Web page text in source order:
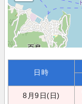
日時
8月9日(日)